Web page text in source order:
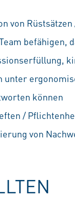
von
befähigen,
können
/
von